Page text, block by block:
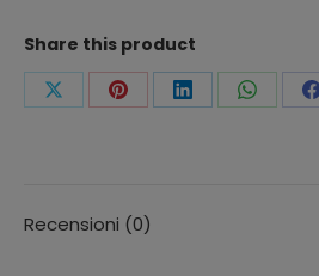
Share this product
CondividiCondividiCondividi
Recensioni (0)